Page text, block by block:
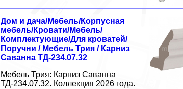
Дом и дача/Мебель/Корпусная
мебель/Кровати/Мебель/
Комплектующие/Для кроватей/
Поручни / Мебель Трия / Карниз
Саванна ТД-234.07.32
Мебель Трия: Карниз Саванна
ТД-234.07.32. Коллекция 2026 года.